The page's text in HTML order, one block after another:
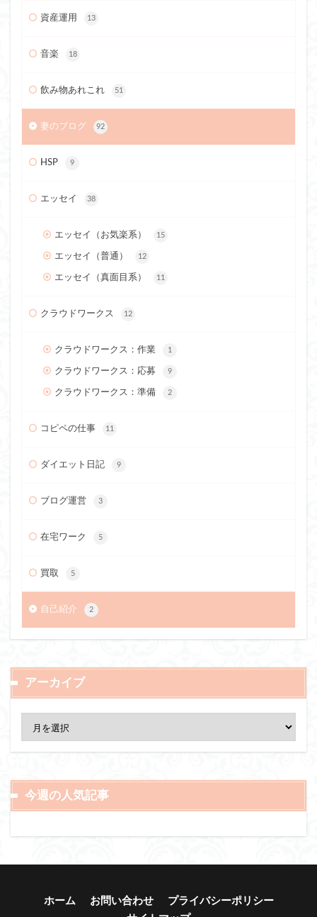
資産運用 13
音楽 18
飲み物あれこれ 51
妻のブログ 92
HSP 9
エッセイ 38
エッセイ（お気楽系） 15
エッセイ（普通） 12
エッセイ（真面目系） 11
クラウドワークス 12
クラウドワークス：作業 1
クラウドワークス：応募 9
クラウドワークス：準備 2
コピペの仕事 11
ダイエット日記 9
ブログ運営 3
在宅ワーク 5
買取 5
自己紹介 2
アーカイブ
今週の人気記事
ホーム お問い合わせ
プライバシーポリシー